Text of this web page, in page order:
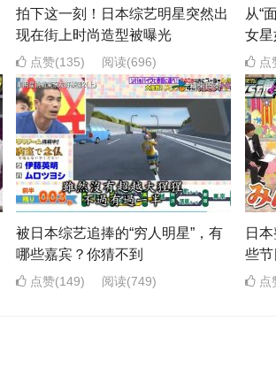
拍下这一刻！日本综艺明星突然出
现在街上时尚造型被曝光
点赞(135) 阅读(696)
从“
女星
点
被日本综艺追捧的“穷人明星”，有
哪些嘉宾？你猜不到
点赞(149) 阅读(749)
日
些
点